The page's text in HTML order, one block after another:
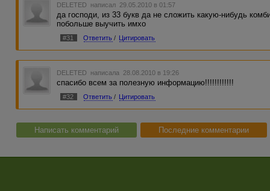
DELETED написал 29.05.2010 в 01:57
да господи, из 33 букв да не сложить какую-нибудь
побольше выучить имхо
#31 Ответить / Цитировать
DELETED написала 28.08.2010 в 19:26
спасибо всем за полезную информацию!!!!!!!!!!!!
#32 Ответить / Цитировать
Написать комментарий Последние комментарии